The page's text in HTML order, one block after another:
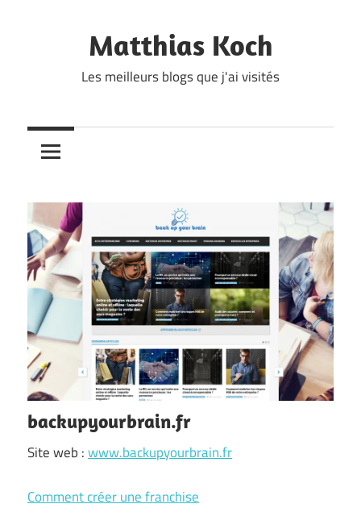
Matthias Koch
Les meilleurs blogs que j'ai visités
backupyourbrain.fr
Site web :www.backupyourbrain.fr
Comment créer une franchise